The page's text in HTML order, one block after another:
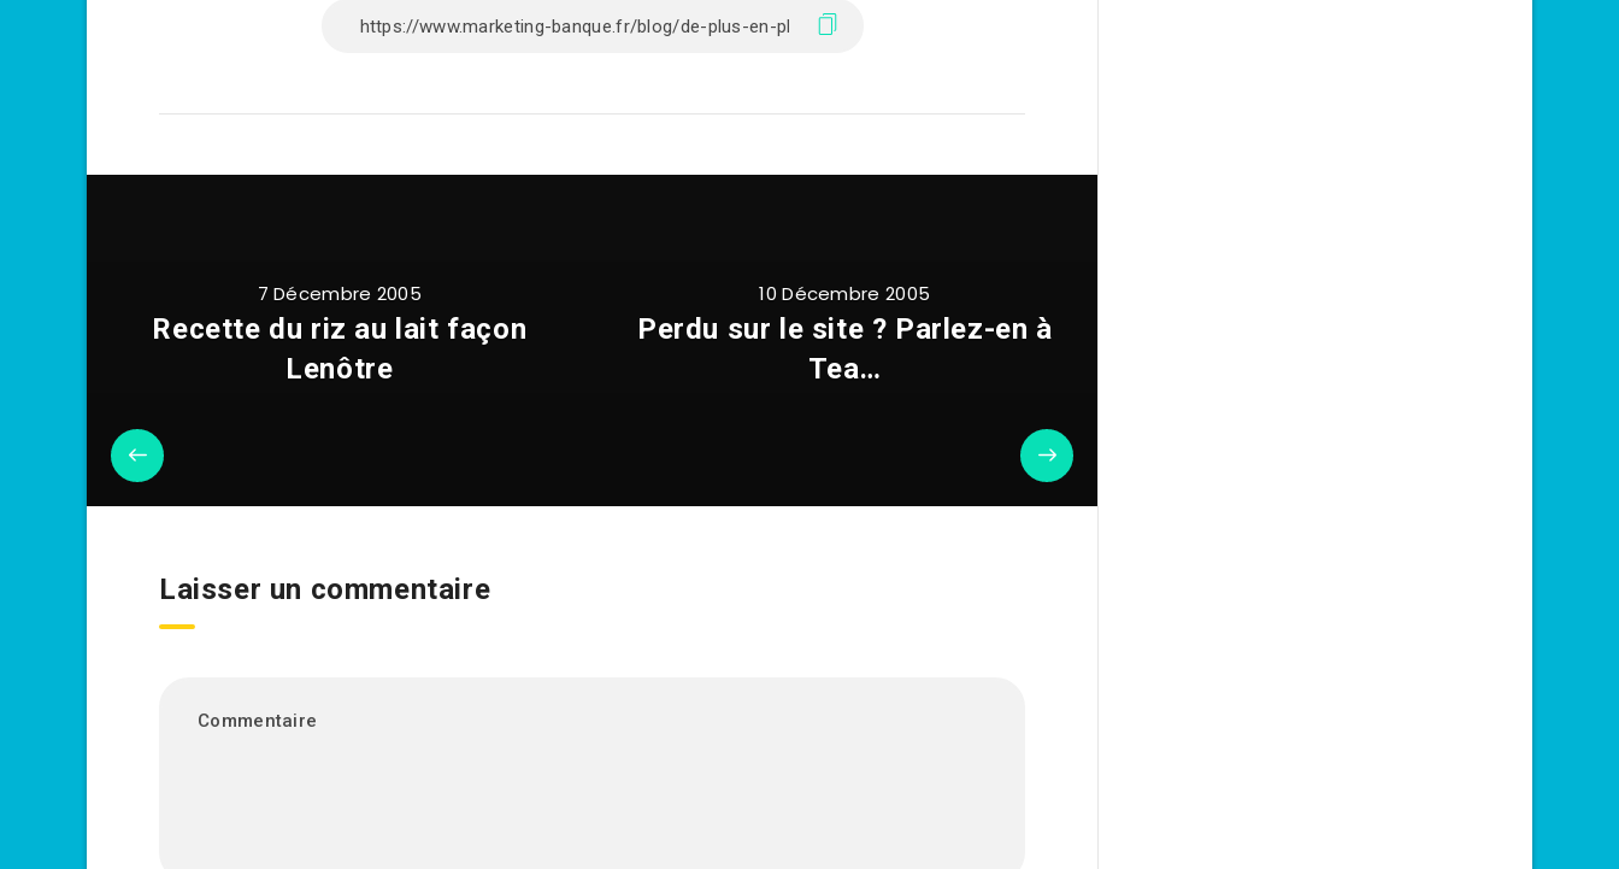
7 Décembre 2005
Recette du riz au lait façon
Lenôtre
10 Décembre 2005
Perdu sur le site ? Parlez-en à
Tea…
Laisser un commentaire